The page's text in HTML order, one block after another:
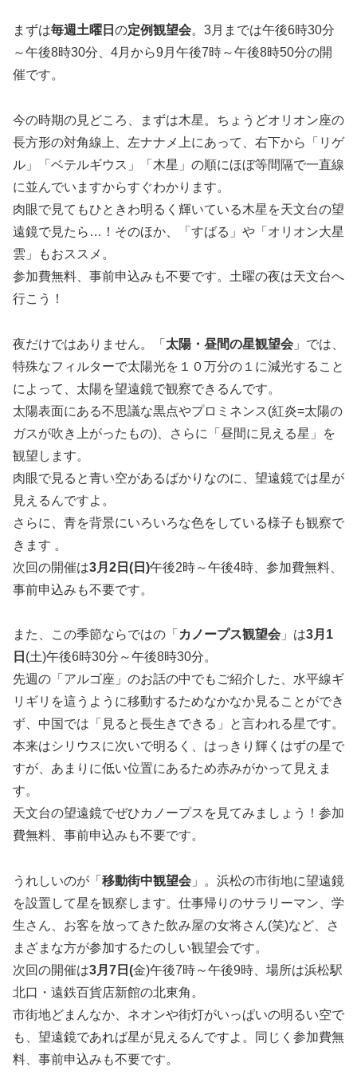
まずは毎週土曜日 の定例観望会。3月までは午後6時30分
～午後8時30分、4月から9月午後7時～午後8時50分の開
催です。
今の時期の見どころ、まずは木星。ちょうどオリオン座の
長方形の対角線上、左ナナメ上にあって、右下から「リゲ
ル」「ベテルギウス」「木星」の順にほぼ等間隔で一直線
に並んでいますからすぐわかります。
肉眼で見てもひときわ明るく輝いている木星を天文台の望
遠鏡で見たら…！そのほか、「すばる」や「オリオン大星
雲」もおススメ。
参加費無料、事前申込みも不要です。土曜の夜は天文台へ
行こう！
夜だけではありません。「 太陽・昼間の星観望会 」では、
特殊なフィルターで太陽光を１０万分の１に減光すること
によって、太陽を望遠鏡で観察できるんです。
太陽表面にある不思議な黒点やプロミネンス(紅炎=太陽の
ガスが吹き上がったもの)、さらに「昼間に見える星」を
観望します。
肉眼で見ると青い空があるばかりなのに、望遠鏡では星が
見えるんですよ。
さらに、青を背景にいろいろな色をしている様子も観察で
きます 。
次回の開催は3月2日(日)午後2時～午後4時、参加費無料、
事前申込みも不要です。
また、この季節ならではの「 カノープス観望会 」は3月1
日 (土)午後6時30分～午後8時30分。
先週の「アルゴ座」のお話の中でもご紹介した、水平線ギ
リギリを這うように移動するためなかなか見ることができ
ず、中国では「見ると長生きできる」と言われる星です。
本来はシリウスに次いで明るく、はっきり輝くはずの星で
すが、あまりに低い位置にあるため赤みがかって見えま
す。
天文台の望遠鏡でぜひカノープスを見てみましょう！参加
費無料、事前申込みも不要です。
うれしいのが「 移動街中観望会 」。浜松の市街地に望遠鏡
を設置して星を観察します。仕事帰りのサラリーマン、学
生さん、お客を放ってきた飲み屋の女将さん(笑)など、さ
まざまな方が参加するたのしい観望会です。
次回の開催は3月7日(金)午後7時～午後9時、場所は浜松駅
北口・遠鉄百貨店新館の北東角。
市街地どまんなか、ネオンや街灯がいっぱいの明るい空で
も、望遠鏡であれば星が見えるんですよ。同じく参加費無
料、事前申込みも不要です。